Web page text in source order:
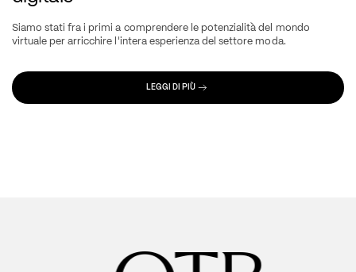
Siamo stati fra i primi a comprendere le potenzialità del mondo
virtuale per arricchire l'intera esperienza del settore moda.
LEGGI DI PIÙ